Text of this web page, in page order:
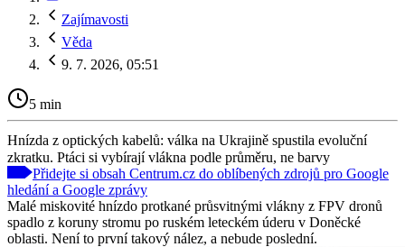
Zajímavosti
Věda
9. 7. 2026, 05:51
5 min
Hnízda z optických kabelů: válka na Ukrajině spustila evoluční
zkratku. Ptáci si vybírají vlákna podle průměru, ne barvy
Přidejte si obsah Centrum.cz do oblíbených zdrojů pro Google
hledání a Google zprávy
Malé miskovité hnízdo protkané průsvitnými vlákny z FPV dronů
spadlo z koruny stromu po ruském leteckém úderu v Doněcké
oblasti. Není to první takový nález, a nebude poslední.